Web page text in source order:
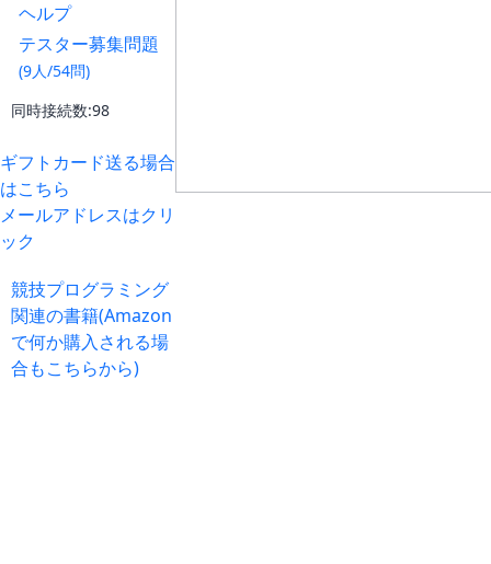
ヘルプ
テスター募集問題
(9人/54問)
同時接続数:98
ギフトカード送る場合
はこちら
メールアドレスはクリ
ック
競技プログラミング
関連の書籍(Amazon
で何か購入される場
合もこちらから)